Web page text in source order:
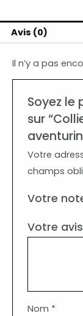
Avis (0)
Il n’y a pas
Soyez le
sur
Votre
champs
Votre
Votre avis
Nom *